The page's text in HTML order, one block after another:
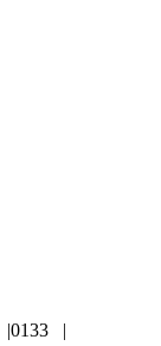
0133